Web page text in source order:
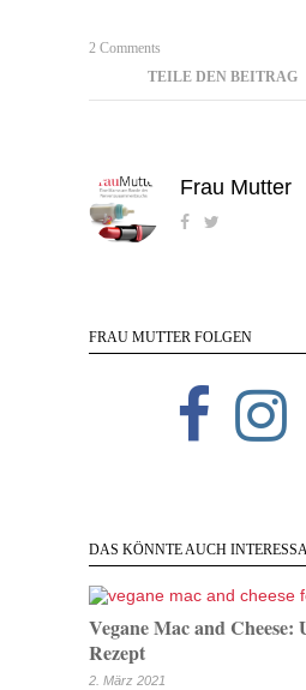
2 Comments
TEILE DEN BEITRAG
Frau Mutter
FRAU MUTTER FOLGEN
DAS KÖNNTE AUCH
Vegane Mac and Cheese:
Rezept
2. März 2021